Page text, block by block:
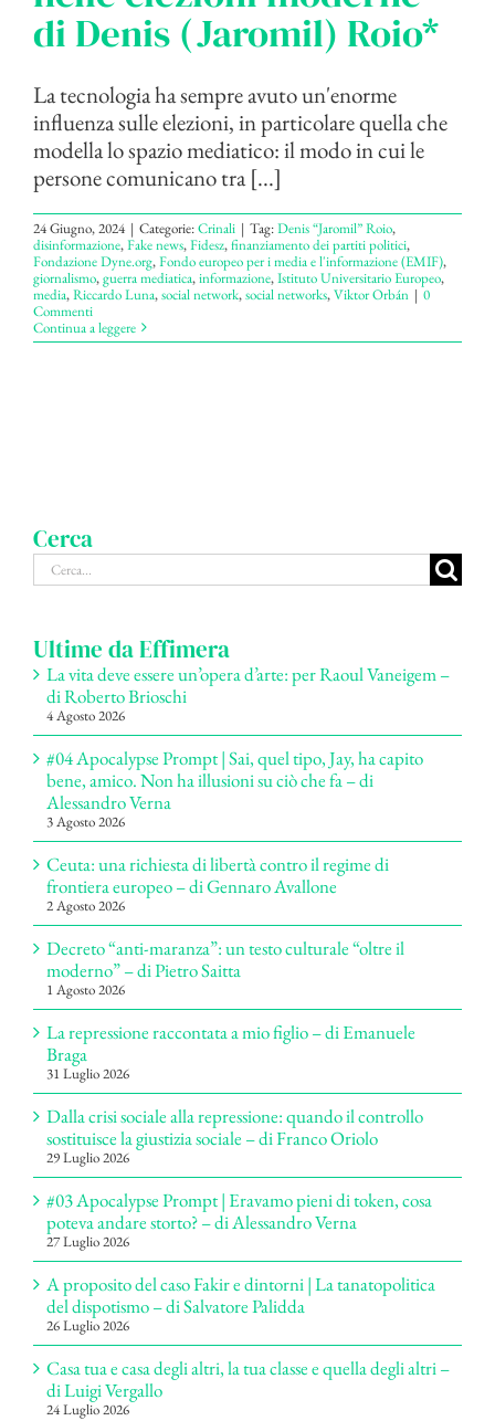
di Denis (Jaromil) Roio*
La tecnologia ha sempre avuto un'enorme
influenza sulle elezioni, in particolare quella che
modella lo spazio mediatico: il modo in cui le
persone comunicano tra [...]
24 Giugno, 2024 | Categorie:Crinali | Tag:Denis “Jaromil” Roio,
disinformazione,Fake news,Fidesz,finanziamento dei partiti politici,
Fondazione Dyne.org,Fondo europeo per i media e l'informazione (EMIF),
giornalismo,guerra mediatica,informazione,Istituto Universitario Europeo,
media,Riccardo Luna,social network,social networks,Viktor Orbán | 0
Commenti
Continua a leggere
Cerca
Cerca
per:
Ultime da Effimera
La vita deve essere un’opera d’arte: per Raoul Vaneigem –
di Roberto Brioschi
4 Agosto 2026
#04 Apocalypse Prompt | Sai, quel tipo, Jay, ha capito
bene, amico. Non ha illusioni su ciò che fa – di
Alessandro Verna
3 Agosto 2026
Ceuta: una richiesta di libertà contro il regime di
frontiera europeo – di Gennaro Avallone
2 Agosto 2026
Decreto “anti-maranza”: un testo culturale “oltre il
moderno” – di Pietro Saitta
1 Agosto 2026
La repressione raccontata a mio figlio – di Emanuele
Braga
31 Luglio 2026
Dalla crisi sociale alla repressione: quando il controllo
sostituisce la giustizia sociale – di Franco Oriolo
29 Luglio 2026
#03 Apocalypse Prompt | Eravamo pieni di token, cosa
poteva andare storto? – di Alessandro Verna
27 Luglio 2026
A proposito del caso Fakir e dintorni | La tanatopolitica
del dispotismo – di Salvatore Palidda
26 Luglio 2026
Casa tua e casa degli altri, la tua classe e quella degli altri –
di Luigi Vergallo
24 Luglio 2026